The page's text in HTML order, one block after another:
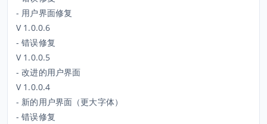
- 用户界面修复
V 1.0.0.6
- 错误修复
V 1.0.0.5
- 改进的用户界面
V 1.0.0.4
- 新的用户界面（更大字体）
- 错误修复